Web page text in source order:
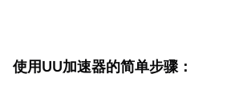
使用UU加速器的简单步骤：